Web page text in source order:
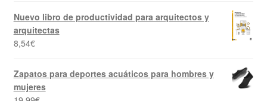
Nuevo libro de productividad para arquitectos y
arquitectas
8,54€
Zapatos para deportes acuáticos para hombres y
mujeres